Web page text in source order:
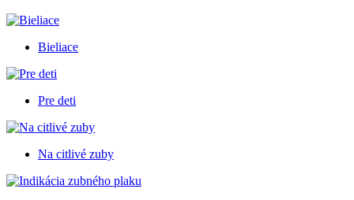
Bieliace
Pre deti
Na citlivé zuby